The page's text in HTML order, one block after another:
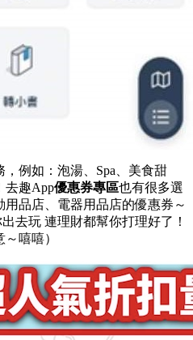
例如：泡湯、Spa、美食甜
去趣App優惠券專區也有很多選
品店、電器用品店的優惠券～
去玩 連理財都幫你打理好了！
嘻嘻）